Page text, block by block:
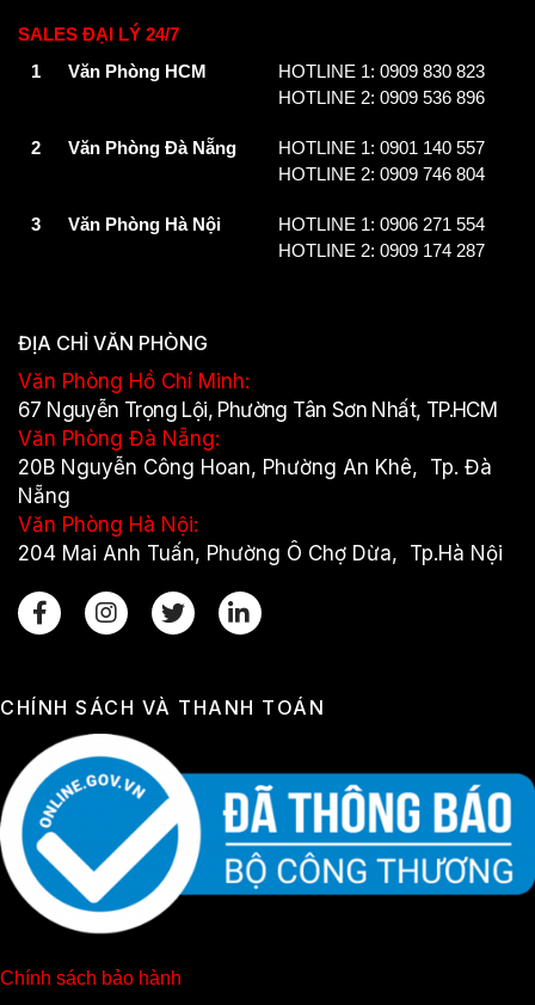
SALES ĐẠI LÝ 24/7
1
Văn Phòng HCM
HOTLINE 1: 0909 830 823
HOTLINE 2: 0909 536 896
2 Văn Phòng Đà Nẵng
HOTLINE 1: 0901 140 557
HOTLINE 2: 0909 746 804
3 Văn Phòng Hà Nội
HOTLINE 1: 0906 271 554
HOTLINE 2: 0909 174 287
ĐỊA CHỈ VĂN PHÒNG
Văn Phòng Hồ Chí Minh:
67 Nguyễn Trọng Lội, Phường Tân Sơn Nhất, TP.HCM
Văn Phòng Đà Nẵng:
20B Nguyễn Công Hoan, Phường An Khê, Tp. Đà
Nẵng
Văn Phòng Hà Nội:
204 Mai Anh Tuấn, Phường Ô Chợ Dừa, Tp.Hà Nội
CHÍNH SÁCH VÀ THANH TOÁN
Chính sách bảo hành